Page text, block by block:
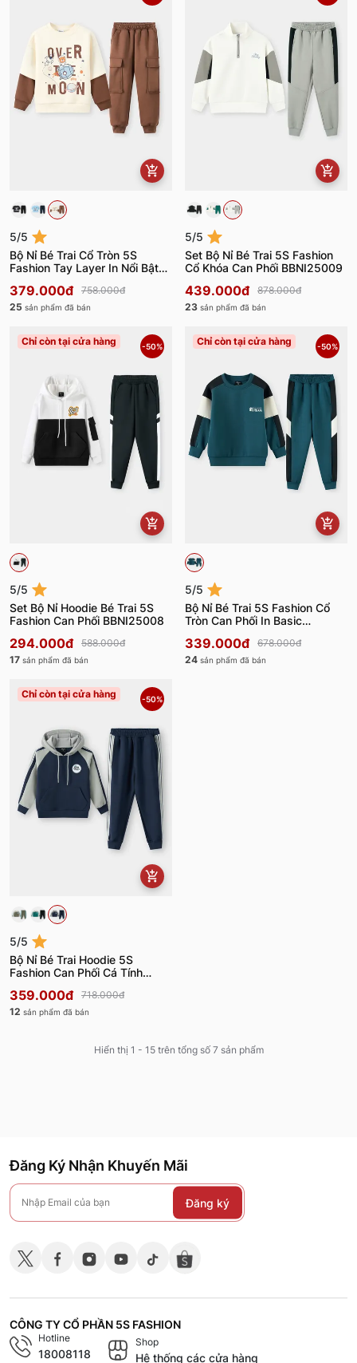
5/5
Bộ Nỉ Bé Trai Cổ Tròn 5S
Fashion Tay Layer In Nổi Bật
379.000đ
758.000đ
25 sản phẩm đã bán
5/5
Set Bộ Nỉ Bé Trai 5S Fashion
Cổ Khóa Can Phối BBNI25009
439.000đ
878.000đ
23 sản phẩm đã bán
Chỉ còn tại cửa hàng -50%
5/5
Set Bộ Nỉ Hoodie Bé Trai 5S
Fashion Can Phối BBNI25008
294.000đ
588.000đ
17 sản phẩm đã bán
Chỉ còn tại cửa hàng -50%
5/5
Bộ Nỉ Bé Trai 5S Fashion Cổ
Tròn Can Phối In Basic
339.000đ
678.000đ
24 sản phẩm đã bán
Chỉ còn tại cửa hàng -50%
5/5
Bộ Nỉ Bé Trai Hoodie 5S
Fashion Can Phối Cá Tính
359.000đ
718.000đ
12 sản phẩm đã bán
Hiển thị 1 - 15 trên tổng số 7 sản phẩm
Đăng Ký Nhận Khuyến Mãi
Đăng ký
CÔNG TY CỔ PHẦN 5S FASHION
Hotline
18008118
Shop
Hệ thống các cửa hàng